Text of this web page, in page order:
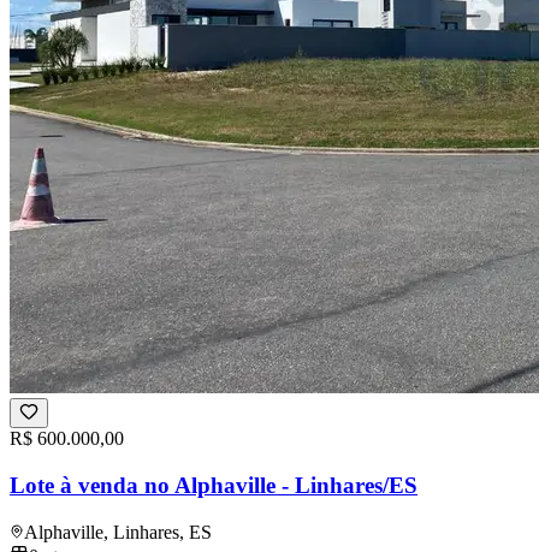
R$ 600.000,00
Lote à venda no Alphaville - Linhares/ES
Alphaville, Linhares, ES